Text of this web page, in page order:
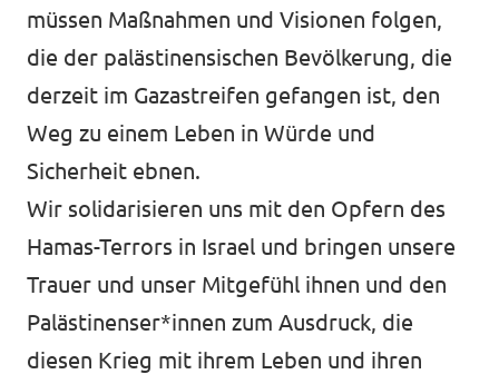
müssen Maßnahmen und Visionen folgen,
die der palästinensischen Bevölkerung, die
derzeit im Gazastreifen gefangen ist, den
Weg zu einem Leben in Würde und
Sicherheit ebnen.
Wir solidarisieren uns mit den Opfern des
Hamas-Terrors in Israel und bringen unsere
Trauer und unser Mitgefühl ihnen und den
Palästinenser*innen zum Ausdruck, die
diesen Krieg mit ihrem Leben und ihren